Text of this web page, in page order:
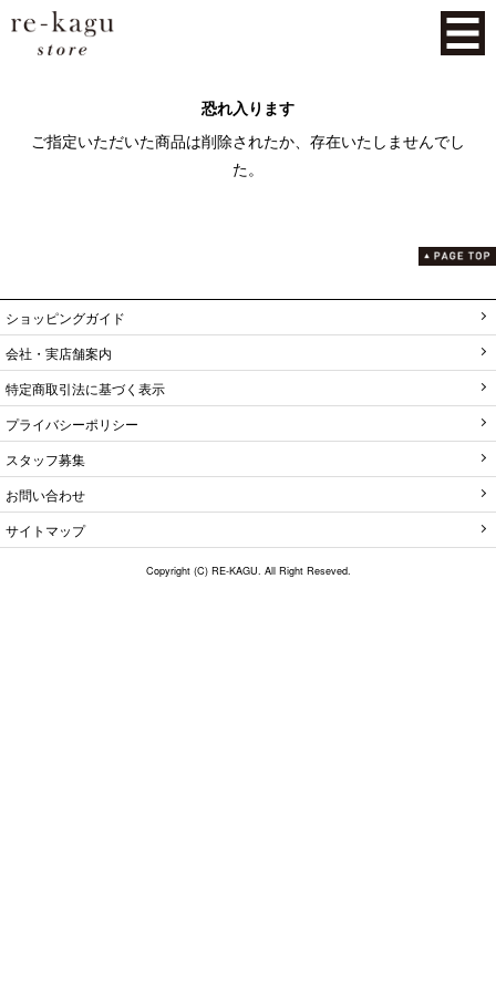
恐れ入ります
ご指定いただいた商品は削除されたか、存在いたしませんでし
た。
ショッピングガイド
会社・実店舗案内
特定商取引法に基づく表示
プライバシーポリシー
スタッフ募集
お問い合わせ
サイトマップ
Copyright (C) RE-KAGU. All Right Reseved.